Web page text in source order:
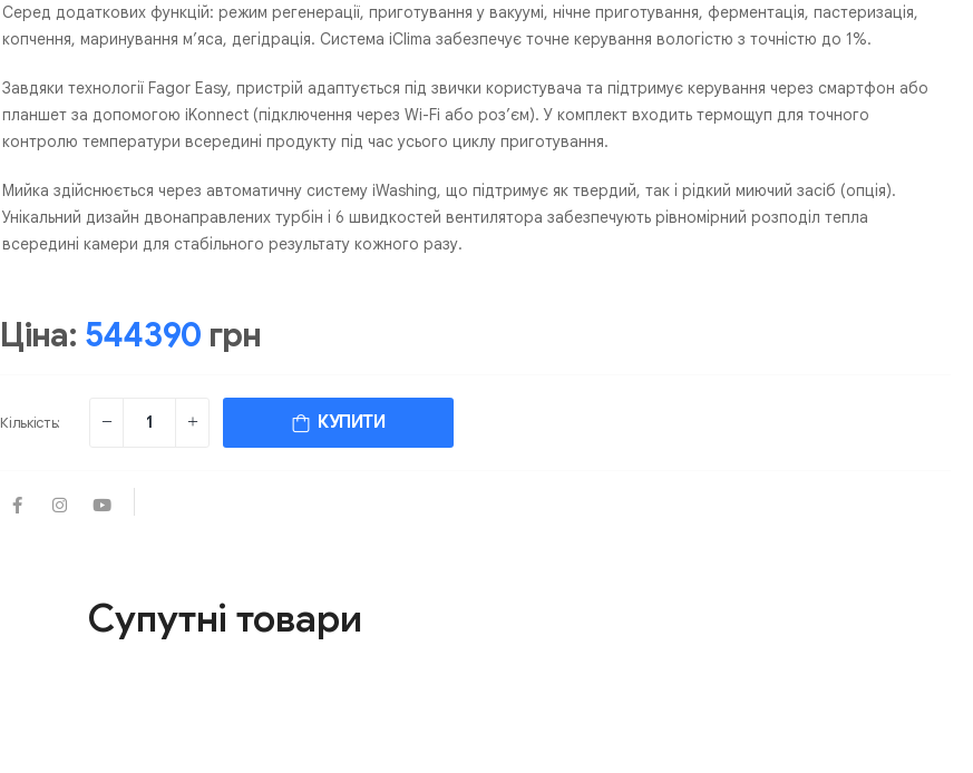
Серед додаткових функцій: режим регенерації, приготування у вакуумі, нічне приготування, ферментація, пастеризація,
копчення, маринування м’яса, дегідрація. Система iClima забезпечує точне керування вологістю з точністю до 1%.
Завдяки технології Fagor Easy, пристрій адаптується під звички користувача та підтримує керування через смартфон або
планшет за допомогою iKonnect (підключення через Wi-Fi або роз’єм). У комплект входить термощуп для точного
контролю температури всередині продукту під час усього циклу приготування.
Мийка здійснюється через автоматичну систему iWashing, що підтримує як твердий, так і рідкий миючий засіб (опція).
Унікальний дизайн двонаправлених турбін і 6 швидкостей вентилятора забезпечують рівномірний розподіл тепла
всередині камери для стабільного результату кожного разу.
Ціна: 544390 грн
Кількість: КУПИТИ
Супутні товари